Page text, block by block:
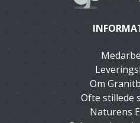
Om
Ofte stillede
Naturens